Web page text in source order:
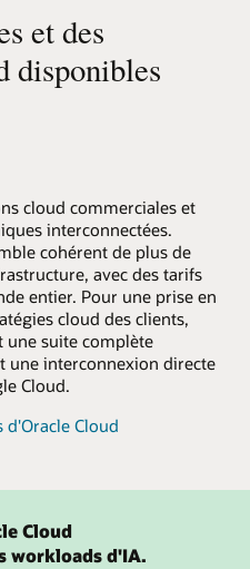
et des
disponibles
d'Oracle Cloud
cloud commerciales et
interconnectées.
cohérent de plus de
avec des tarifs
entier. Pour une prise en
cloud des clients,
une suite complète
une interconnexion directe
Cloud.
Cloud
workloads d'IA.